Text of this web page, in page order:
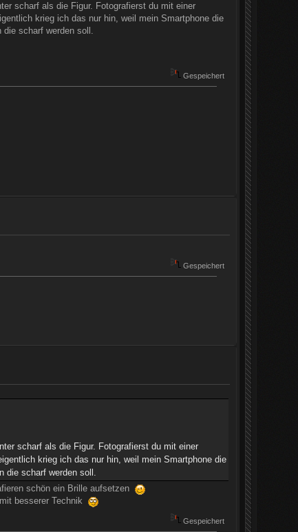
scharf als die Figur. Fotografierst du mit einer
krieg ich das nur hin, weil mein Smartphone die
die scharf werden soll.
Gespeichert
Gespeichert
scharf als die Figur. Fotografierst du mit einer
krieg ich das nur hin, weil mein Smartphone die
die scharf werden soll.
schön ein Brille aufsetzen
besserer Technik
Gespeichert